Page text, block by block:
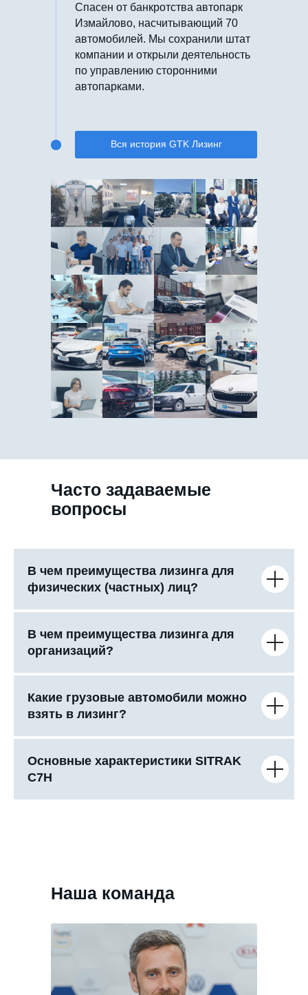
Спасен от банкротства автопарк
Измайлово, насчитывающий 70
автомобилей. Мы сохранили штат
компании и открыли деятельность
по управлению сторонними
автопарками.
Вся история GTK Лизинг
Часто задаваемые
вопросы
В чем преимущества лизинга для
физических (частных) лиц?
В чем преимущества лизинга для
организаций?
Какие грузовые автомобили можно
взять в лизинг?
Основные характеристики SITRAK
C7H
Наша команда